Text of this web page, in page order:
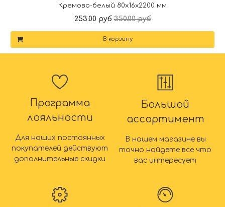
Кремово-белый 80x16x2200 мм
253.00 руб 350.00 руб
В корзину
Программа
лояльности
Для наших постоянных
покупателей действуют
дополнительные скидки
Большой
ассортимент
В нашем магазине вы
точно найдете все что
вас интересует